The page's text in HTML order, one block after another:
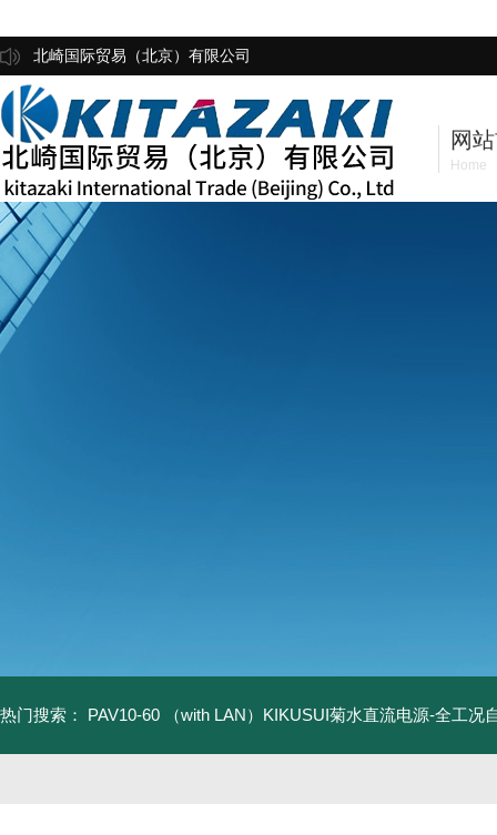
北崎国际贸易（北京）有限公司
网
Home
热门搜索： PAV10-60 （with LAN）KIKUSUI菊水直流电源-全工况